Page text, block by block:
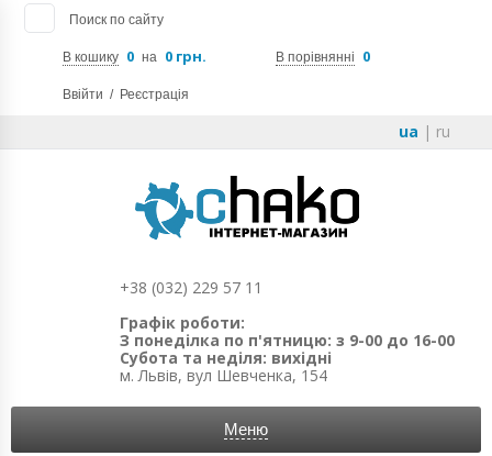
Поиск по сайту
В кошику 0 на 0 грн. В порівнянні 0
Ввійти / Реєстрація
ua | ru
+38 (032) 229 57 11
Графік роботи:
З понеділка по п'ятницю: з 9-00 до 16-00
Субота та неділя: вихідні
м. Львів, вул Шевченка, 154
Меню